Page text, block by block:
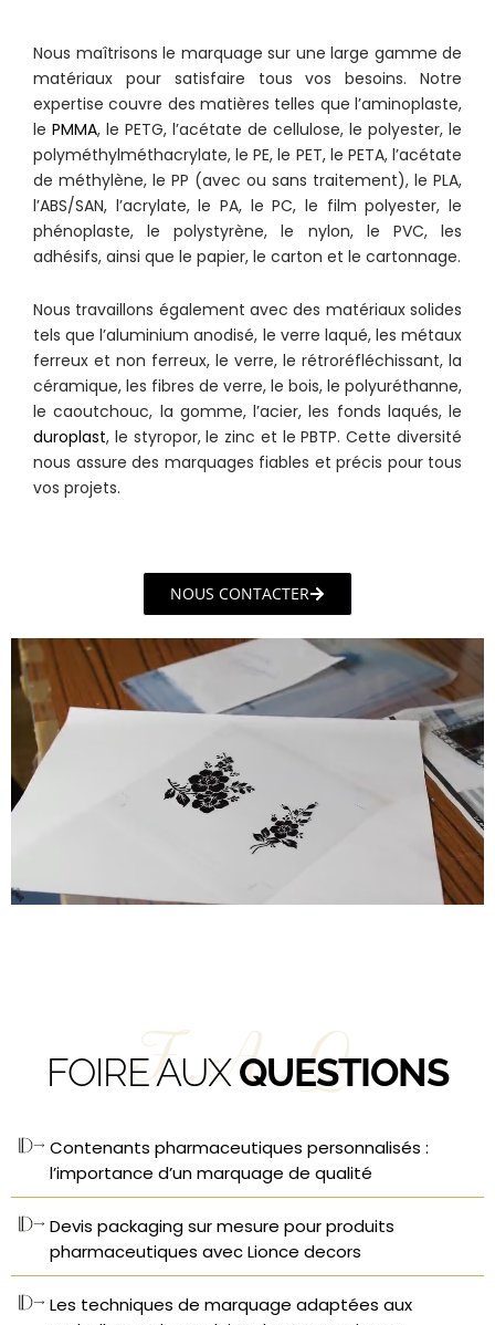
Nous maîtrisons le marquage sur une large gamme de
matériaux pour satisfaire tous vos besoins. Notre
expertise couvre des matières telles que l’aminoplaste,
le PMMA, le PETG, l’acétate de cellulose, le polyester, le
polyméthylméthacrylate, le PE, le PET, le PETA, l’acétate
de méthylène, le PP (avec ou sans traitement), le PLA,
l’ABS/SAN, l’acrylate, le PA, le PC, le film polyester, le
phénoplaste, le polystyrène, le nylon, le PVC, les
adhésifs, ainsi que le papier, le carton et le cartonnage.
Nous travaillons également avec des matériaux solides
tels que l’aluminium anodisé, le verre laqué, les métaux
ferreux et non ferreux, le verre, le rétroréfléchissant, la
céramique, les fibres de verre, le bois, le polyuréthanne,
le caoutchouc, la gomme, l’acier, les fonds laqués, le
duroplast, le styropor, le zinc et le PBTP. Cette diversité
nous assure des marquages fiables et précis pour tous
vos projets.
NOUS CONTACTER
F.A.Q
FOIRE AUXQUESTIONS
Contenants pharmaceutiques personnalisés :
l’importance d’un marquage de qualité
Devis packaging sur mesure pour produits
pharmaceutiques avec Lionce decors
Les techniques de marquage adaptées aux